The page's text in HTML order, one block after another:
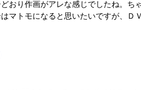
おり作画がアレな感じでしたね。ち
マトモになると思いたいですが、Ｄ